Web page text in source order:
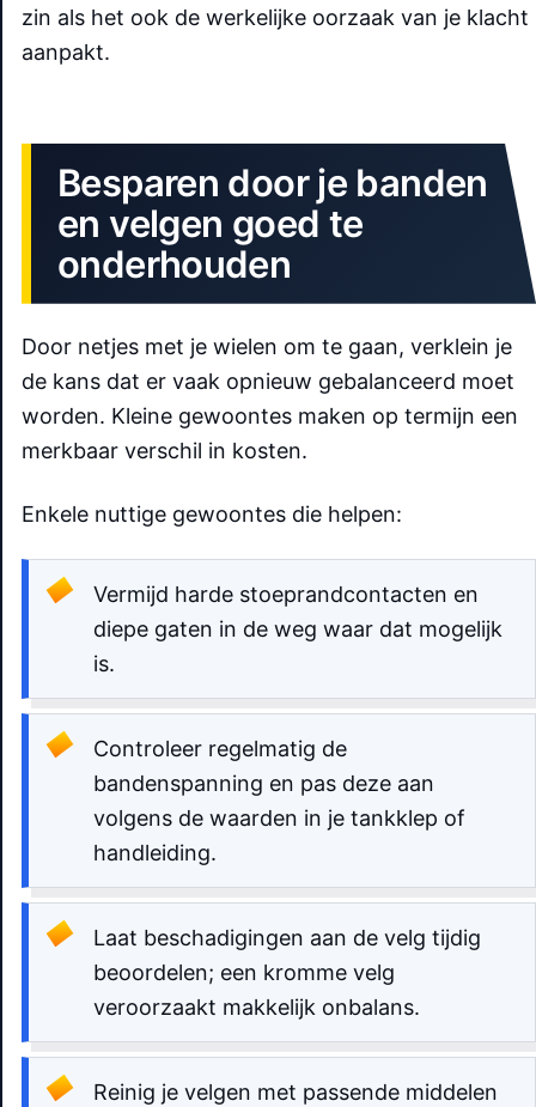
zin als het ook de werkelijke oorzaak van je klacht
aanpakt.
Besparen door je banden
en velgen goed te
onderhouden
Door netjes met je wielen om te gaan, verklein je
de kans dat er vaak opnieuw gebalanceerd moet
worden. Kleine gewoontes maken op termijn een
merkbaar verschil in kosten.
Enkele nuttige gewoontes die helpen:
Vermijd harde stoeprandcontacten en
diepe gaten in de weg waar dat mogelijk
is.
Controleer regelmatig de
bandenspanning en pas deze aan
volgens de waarden in je tankklep of
handleiding.
Laat beschadigingen aan de velg tijdig
beoordelen; een kromme velg
veroorzaakt makkelijk onbalans.
Reinig je velgen met passende middelen